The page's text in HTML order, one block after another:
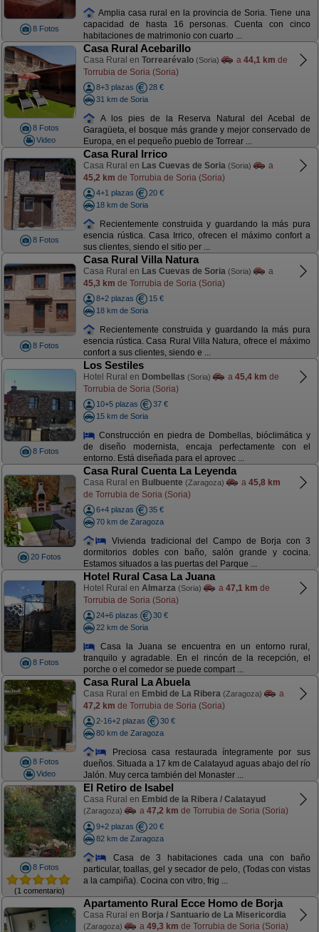
8 Fotos
Amplia casa rural en la provincia de Soria. Tiene una
capacidad de hasta 16 personas. Cuenta con cinco
habitaciones de matrimonio con cuarto ...
8 Fotos
Video
Casa Rural Acebarillo
Casa Rural en Torrearévalo (Soria) a 44,1 km de
Torrubia de Soria (Soria)
8+3 plazas
28 €
31 km de Soria
A los pies de la Reserva Natural del Acebal de
Garagüeta, el bosque más grande y mejor conservado de
Europa, en el pequeño pueblo de Torrear ...
8 Fotos
Casa Rural Irrico
Casa Rural en Las Cuevas de Soria (Soria)
a
45,2 km de Torrubia de Soria (Soria)
4+1 plazas
20 €
18 km de Soria
Recientemente construida y guardando la más pura
esencia rústica. Casa Irrico, ofrecen el máximo confort a
sus clientes, siendo el sitio per ...
8 Fotos
Casa Rural Villa Natura
Casa Rural en Las Cuevas de Soria (Soria)
a
45,3 km de Torrubia de Soria (Soria)
8+2 plazas
15 €
18 km de Soria
Recientemente construida y guardando la más pura
esencia rústica. Casa Rural Villa Natura, ofrece el máximo
confort a sus clientes, siendo e ...
8 Fotos
Los Sestiles
Hotel Rural en Dombellas (Soria) a 45,4 km de
Torrubia de Soria (Soria)
10+5 plazas
37 €
15 km de Soria
Construcción en piedra de Dombellas, bióclimática y
de diseño modernista, encaja perfectamente con el
entorno. Está diseñada para el aprovec ...
20 Fotos
Casa Rural Cuenta La Leyenda
Casa Rural en Bulbuente (Zaragoza) a 45,8 km
de Torrubia de Soria (Soria)
6+4 plazas
35 €
70 km de Zaragoza
Vivienda tradicional del Campo de Borja con 3
dormitorios dobles con baño, salón grande y cocina.
Estamos situados a las puertas del Parque ...
8 Fotos
Hotel Rural Casa La Juana
Hotel Rural en Almarza (Soria) a 47,1 km de
Torrubia de Soria (Soria)
24+6 plazas
30 €
22 km de Soria
Casa la Juana se encuentra en un entorno rural,
tranquilo y agradable. En el rincón de la recepción, el
porche o el comedor se puede compart ...
8 Fotos
Video
Casa Rural La Abuela
Casa Rural en Embid de La Ribera (Zaragoza)
a
47,2 km de Torrubia de Soria (Soria)
2-16+2 plazas
30 €
80 km de Zaragoza
Preciosa casa restaurada íntegramente por sus
dueños. Situada a 17 km de Calatayud aguas abajo del río
Jalón. Muy cerca también del Monaster ...
8 Fotos
(1 comentario)
El Retiro de Isabel
Casa Rural en Embid de la Ribera / Calatayud
(Zaragoza) a 47,2 km de Torrubia de Soria (Soria)
9+2 plazas
20 €
82 km de Zaragoza
Casa de 3 habitaciones cada una con baño
particular, toallas, gel y secador de pelo, (Todas con vistas
a la campiña). Cocina con vitro, frig ...
Apartamento Rural Ecce Homo de Borja
Casa Rural en Borja / Santuario de La Misericordia
(Zaragoza) a 49,3 km de Torrubia de Soria (Soria)